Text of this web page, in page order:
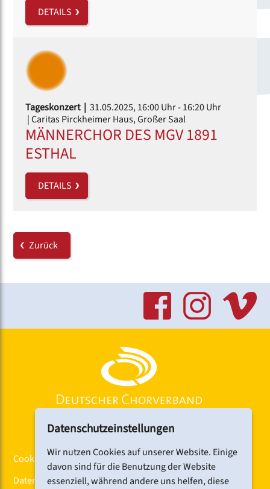
DETAILS
Tageskonzert | 31.05.2025, 16:00 Uhr- 16:20 Uhr
| Caritas Pirckheimer Haus, Großer Saal
MÄNNERCHOR DES MGV 1891
ESTHAL
DETAILS
Zurück
Cookiebanner
Datenschutz
Datenschutzeinstellungen
Wir nutzen Cookies auf unserer Website. Einige
davon sind für die Benutzung der Website
essenziell, während andere uns helfen, diese